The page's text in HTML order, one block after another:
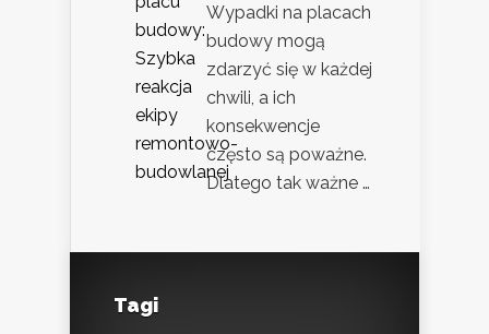
Wypadki na placach
budowy mogą
zdarzyć się w każdej
chwili, a ich
konsekwencje
często są poważne.
Dlatego tak ważne …
Tagi